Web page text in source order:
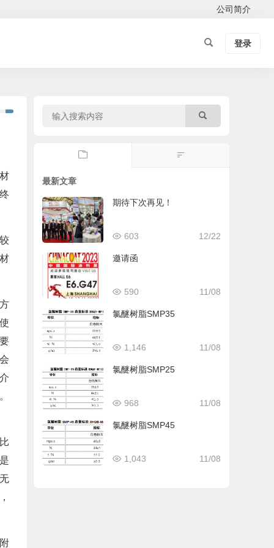
公司简介
登录
最新文章
期待下次再见！
12/22
603
邀请函
11/08
590
氯醚树脂SMP35
11/08
1,146
氯醚树脂SMP25
11/08
968
氯醚树脂SMP45
11/08
1,043